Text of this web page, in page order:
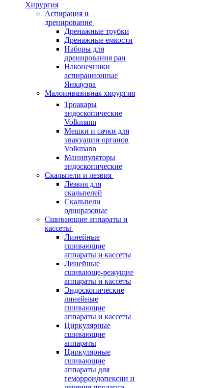
Хирургия
Аспирация и
дренирование
Дренажные трубки
Дренажные емкости
Наборы для
дренирования ран
Наконечники
аспирационные
Янкауэра
Малоинвазивная хирургия
Троакары
эндоскопические
Volkmann
Мешки и сачки для
эвакуации органов
Volkmann
Манипуляторы
эндоскопические
Скальпели и лезвия
Лезвия для
скальпелей
Скальпели
одноразовые
Сшивающие аппараты и
кассеты
Линейные
сшивающие
аппараты и кассеты
Линейные
сшивающе-режущие
аппараты и кассеты
Эндоскопические
линейные
сшивающие
аппараты и кассеты
Циркулярные
сшивающие
аппараты
Циркулярные
сшивающие
аппараты для
геморроидопексии и